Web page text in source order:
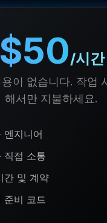
$50/시간
이 없습니다. 작업
해서만 지불하세요.
엔지니어
직접 소통
간 및 계약
준비 코드